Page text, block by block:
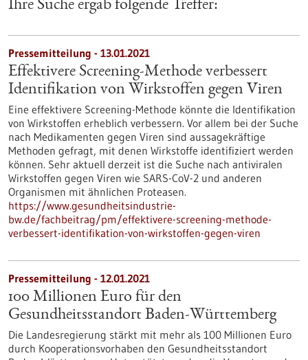
Ihre Suche ergab folgende Treffer:
Pressemitteilung - 13.01.2021
Effektivere Screening-Methode verbessert
Identifikation von Wirkstoffen gegen Viren
Eine effektivere Screening-Methode könnte die Identifikation
von Wirkstoffen erheblich verbessern. Vor allem bei der Suche
nach Medikamenten gegen Viren sind aussagekräftige
Methoden gefragt, mit denen Wirkstoffe identifiziert werden
können. Sehr aktuell derzeit ist die Suche nach antiviralen
Wirkstoffen gegen Viren wie SARS-CoV-2 und anderen
Organismen mit ähnlichen Proteasen.
https://www.gesundheitsindustrie-
bw.de/fachbeitrag/pm/effektivere-screening-methode-
verbessert-identifikation-von-wirkstoffen-gegen-viren
Pressemitteilung - 12.01.2021
100 Millionen Euro für den
Gesundheitsstandort Baden-Württemberg
Die Landesregierung stärkt mit mehr als 100 Millionen Euro
durch Kooperationsvorhaben den Gesundheitsstandort